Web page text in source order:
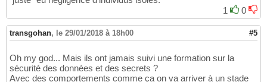
1
0
transgohan, le 29/01/2018 à 18h00 #5
Oh my god... Mais ils ont jamais suivi une formation sur la
sécurité des données et des secrets ?
Avec des comportements comme ça on va arriver à un stade